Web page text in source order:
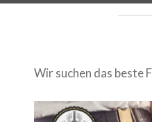
Wir suchen das beste